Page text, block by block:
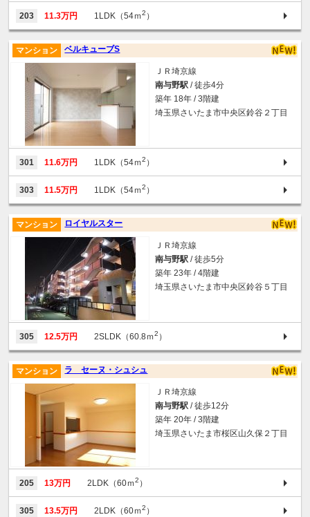
203 11.3万円 1LDK（54ｍ2 ）
ベルキューブS
マンション
ＪＲ埼京線
南与野駅 / 徒歩4分
築年 18年 / 3階建
埼玉県さいたま市中央区鈴谷２丁目
301 11.6万円 1LDK（54ｍ2 ）
303 11.5万円 1LDK（54ｍ2 ）
ロイヤルスター
マンション
ＪＲ埼京線
南与野駅 / 徒歩5分
築年 23年 / 4階建
埼玉県さいたま市中央区鈴谷５丁目
305 12.5万円 2SLDK（60.8ｍ2 ）
ラ セーヌ・シュシュ
マンション
ＪＲ埼京線
南与野駅 / 徒歩12分
築年 20年 / 3階建
埼玉県さいたま市桜区山久保２丁目
205 13万円 2LDK（60ｍ2 ）
305 13.5万円 2LDK（60ｍ2 ）